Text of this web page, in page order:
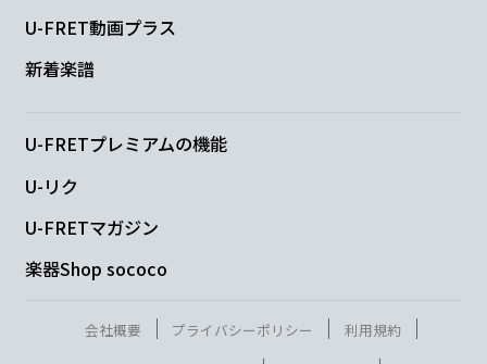
これ理想じゃ
Cmaj7
Am7
もっと 自
Bm7
U-FRET動画プラス
新着楽譜
U-FRETプレミアムの機能
U-リク
U-FRETマガジン
楽器Shop sococo
会社概要 プライバシーポリシー
利用規約